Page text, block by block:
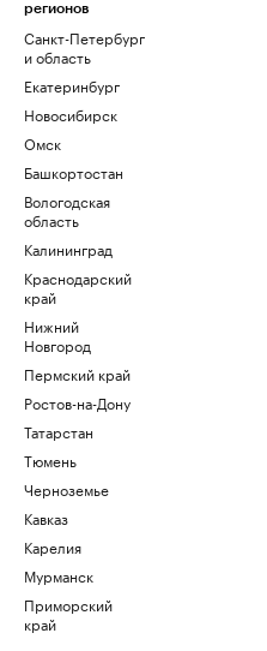
регионов
Санкт-Петербург
и область
Екатеринбург
Новосибирск
Омск
Башкортостан
Вологодская
область
Калининград
Краснодарский
край
Нижний
Новгород
Пермский край
Ростов-на-Дону
Татарстан
Тюмень
Черноземье
Кавказ
Карелия
Мурманск
Приморский
край